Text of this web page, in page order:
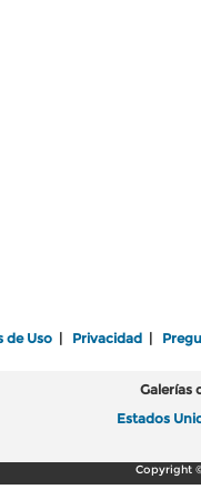
de Uso Privacidad
Galerías
Estados
Copyright